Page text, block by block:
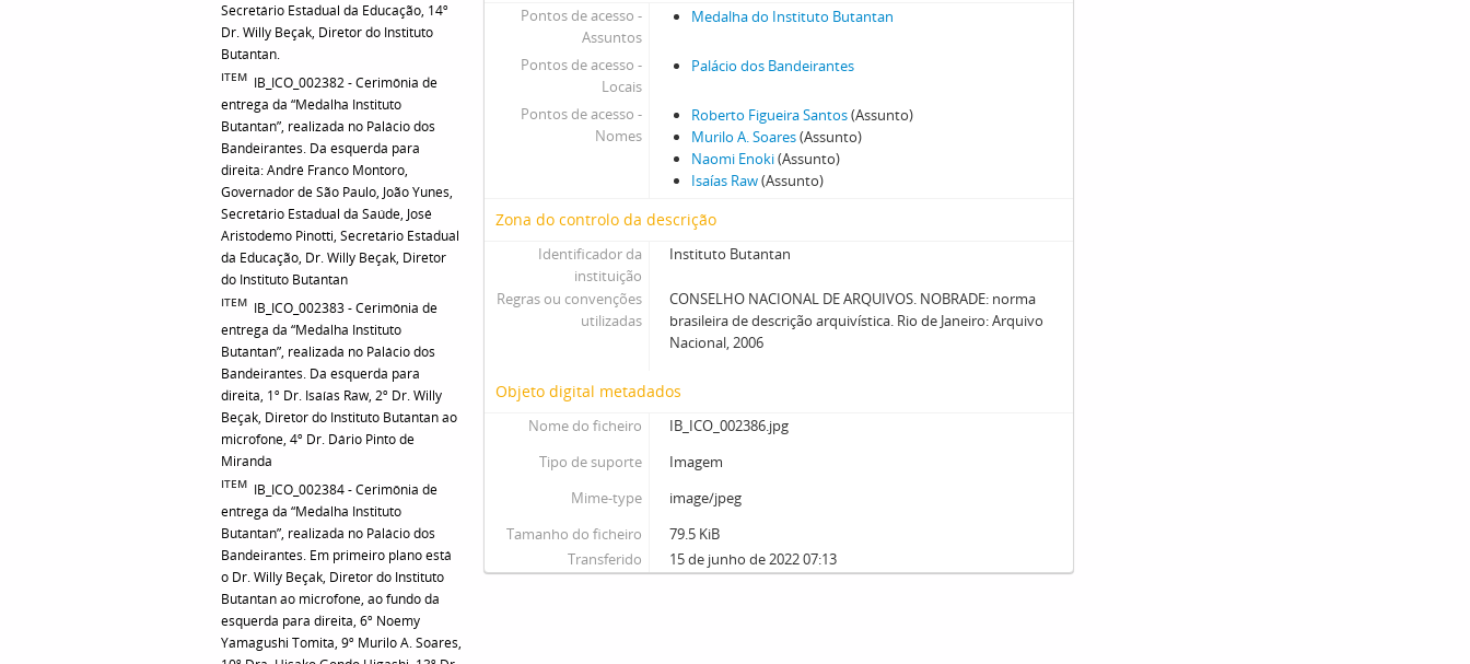
Secretário Estadual da Educação, 14º
Dr. Willy Beçak, Diretor do Instituto
Butantan.
ITEM IB_ICO_002382 - Cerimônia de
entrega da “Medalha Instituto
Butantan”, realizada no Palácio dos
Bandeirantes. Da esquerda para
direita: André Franco Montoro,
Governador de São Paulo, João Yunes,
Secretário Estadual da Saúde, José
Aristodemo Pinotti, Secretário Estadual
da Educação, Dr. Willy Beçak, Diretor
do Instituto Butantan
ITEM IB_ICO_002383 - Cerimônia de
entrega da “Medalha Instituto
Butantan”, realizada no Palácio dos
Bandeirantes. Da esquerda para
direita, 1º Dr. Isaías Raw, 2º Dr. Willy
Beçak, Diretor do Instituto Butantan ao
microfone, 4º Dr. Dário Pinto de
Miranda
ITEM IB_ICO_002384 - Cerimônia de
entrega da “Medalha Instituto
Butantan”, realizada no Palácio dos
Bandeirantes. Em primeiro plano está
o Dr. Willy Beçak, Diretor do Instituto
Butantan ao microfone, ao fundo da
esquerda para direita, 6º Noemy
Yamagushi Tomita, 9º Murilo A. Soares,
Pontos de acesso -
Assuntos
Medalha do Instituto Butantan
Pontos de acesso -
Locais
Palácio dos Bandeirantes
Pontos de acesso -
Nomes
Roberto Figueira Santos(Assunto)
Murilo A. Soares(Assunto)
Naomi Enoki(Assunto)
Isaías Raw(Assunto)
Zona do controlo da descrição
Identificador da
instituição
Instituto Butantan
Regras ou convenções
utilizadas
CONSELHO NACIONAL DE ARQUIVOS. NOBRADE: norma
brasileira de descrição arquivística. Rio de Janeiro: Arquivo
Nacional, 2006
Objeto digital metadados
Nome do ficheiro
IB_ICO_002386.jpg
Tipo de suporte
Imagem
Mime-type
image/jpeg
Tamanho do ficheiro
79.5 KiB
Transferido
15 de junho de 2022 07:13